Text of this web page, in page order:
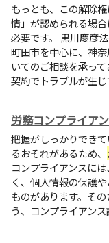
もっとも、この解除
情」が認められる場
必要です。 黒川慶彦
町田市を中心に、神
いてのご相談を承っ
契約でトラブルが生じ
労務コンプライア
把握がしっかりでき
るおそれがあるため、
コンプライアンスに
く、個人情報の保護
ものがあります。そ
う、コンプライアンス